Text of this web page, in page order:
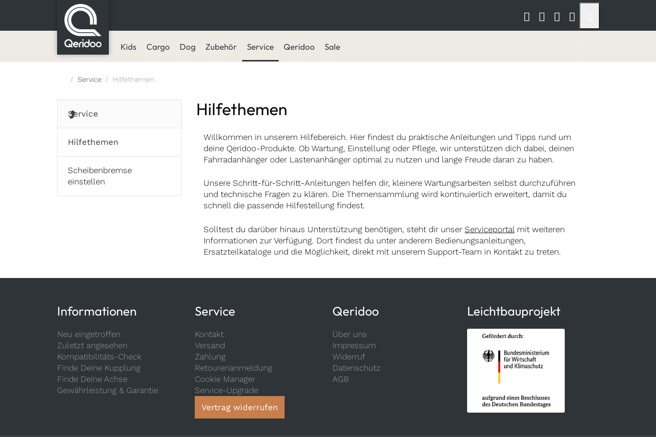
Kids Cargo Dog Zubehör Service Qeridoo Sale
Startseite
Service Hilfethemen
Service
Hilfethemen
Scheibenbremse
einstellen
Hilfethemen
Willkommen in unserem Hilfebereich. Hier findest du praktische Anleitungen und Tipps rund um
deine Qeridoo-Produkte. Ob Wartung, Einstellung oder Pflege, wir unterstützen dich dabei, deinen
Fahrradanhänger oder Lastenanhänger optimal zu nutzen und lange Freude daran zu haben.
Unsere Schritt-für-Schritt-Anleitungen helfen dir, kleinere Wartungsarbeiten selbst durchzuführen
und technische Fragen zu klären. Die Themensammlung wird kontinuierlich erweitert, damit du
schnell die passende Hilfestellung findest.
Solltest du darüber hinaus Unterstützung benötigen, steht dir unserServiceportal mit weiteren
Informationen zur Verfügung. Dort findest du unter anderem Bedienungsanleitungen,
Ersatzteilkataloge und die Möglichkeit, direkt mit unserem Support-Team in Kontakt zu treten.
Informationen
Neu eingetroffen
Zuletzt angesehen
Kompatibilitäts-Check
Finde Deine Kupplung
Finde Deine Achse
Gewährleistung & Garantie
Service
Kontakt
Versand
Zahlung
Retourenanmeldung
Cookie Manager
Service-Upgrade
Vertrag widerrufen
Qeridoo
Über uns
Impressum
Widerruf
Datenschutz
AGB
Leichtbauprojekt